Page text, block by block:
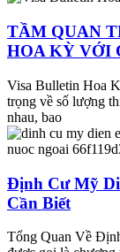
TẦM QUAN
HOA KỲ VỚI
Visa Bulletin Hoa
trọng về số lượng
nhau, bao
Định Cư Mỹ
Cần Biết
Tổng Quan Về